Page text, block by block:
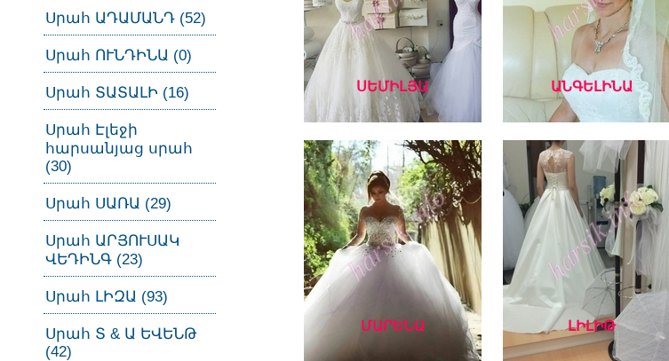
Սրահ ԱԴԱՄԱՆԴ (52)
Սրահ ՈՒՆԴԻՆԱ (0)
Սրահ ՏԱՏԱԼԻ (16)
Սրահ Էլեջի
հարսանյաց սրահ
(30)
Սրահ ՍԱՌԱ (29)
Սրահ ԱՐՅՈՒՍԱԿ
ՎԵԴԻՆԳ (23)
Սրահ ԼԻԶԱ (93)
Սրահ Տ & Ա ԵՎԵՆԹ
(42)
ՍԵՄԻԼՅԱ ԱՆԳԵԼԻՆԱ
ՄԱՐԵՆԱ ԼԻԼԻԹ